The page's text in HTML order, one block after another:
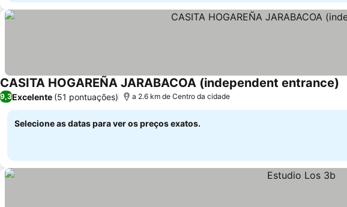
CASITA HOGAREÑA JARABACOA (independent entrance)
9,3Excelente (51 pontuações) a 2.6 km de Centro da cidade
Selecione as datas para ver os preços exatos.